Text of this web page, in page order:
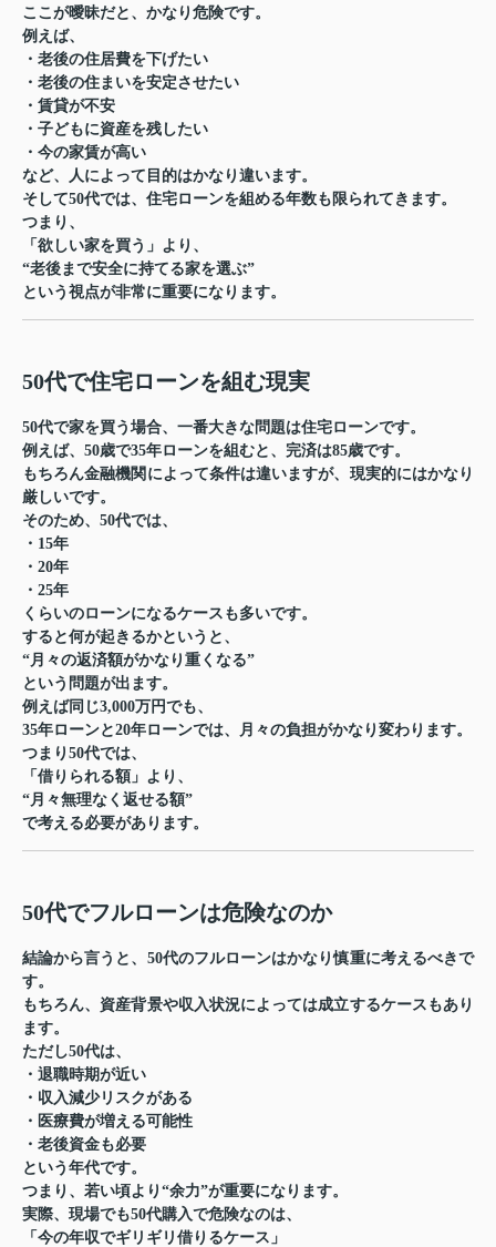
ここが曖昧だと、かなり危険です。
例えば、
・老後の住居費を下げたい
・老後の住まいを安定させたい
・賃貸が不安
・子どもに資産を残したい
・今の家賃が高い
など、人によって目的はかなり違います。
そして50代では、住宅ローンを組める年数も限られてきます。
つまり、
「欲しい家を買う」より、
“老後まで安全に持てる家を選ぶ”
という視点が非常に重要になります。
50代で住宅ローンを組む現実
50代で家を買う場合、一番大きな問題は住宅ローンです。
例えば、50歳で35年ローンを組むと、完済は85歳です。
もちろん金融機関によって条件は違いますが、現実的にはかなり
厳しいです。
そのため、50代では、
・15年
・20年
・25年
くらいのローンになるケースも多いです。
すると何が起きるかというと、
“月々の返済額がかなり重くなる”
という問題が出ます。
例えば同じ3,000万円でも、
35年ローンと20年ローンでは、月々の負担がかなり変わります。
つまり50代では、
「借りられる額」より、
“月々無理なく返せる額”
で考える必要があります。
50代でフルローンは危険なのか
結論から言うと、50代のフルローンはかなり慎重に考えるべきで
す。
もちろん、資産背景や収入状況によっては成立するケースもあり
ます。
ただし50代は、
・退職時期が近い
・収入減少リスクがある
・医療費が増える可能性
・老後資金も必要
という年代です。
つまり、若い頃より“余力”が重要になります。
実際、現場でも50代購入で危険なのは、
「今の年収でギリギリ借りるケース」